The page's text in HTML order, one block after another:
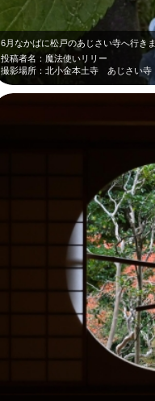
6月なかばに松戸のあじさい寺へ行き
投稿者名：魔法使いリリー
撮影場所：北小金本土寺 あじさい寺